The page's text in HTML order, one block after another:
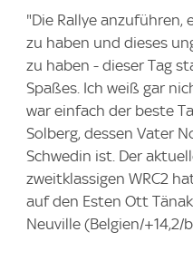
"Die Rallye anzuführen,
zu haben und dieses
zu haben - dieser Tag
Spaßes. Ich weiß gar
war einfach der beste
Solberg, dessen Vater
Schwedin ist. Der
zweitklassigen WRC2
auf den Esten Ott
Neuville (Belgien/